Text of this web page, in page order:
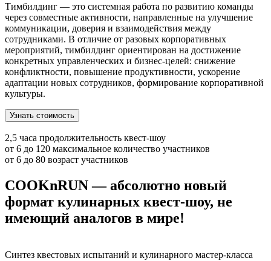
Тимбилдинг — это системная работа по развитию команды
через совместные активности, направленные на улучшение
коммуникации, доверия и взаимодействия между
сотрудниками. В отличие от разовых корпоративных
мероприятий, тимбилдинг ориентирован на достижение
конкретных управленческих и бизнес-целей: снижение
конфликтности, повышение продуктивности, ускорение
адаптации новых сотрудников, формирование корпоративной
культуры.
Узнать стоимость
2,5 часа продолжительность квест-шоу
от 6 до 120 максимальное количество участников
от 6 до 80 возраст участников
COOKnRUN — абсолютно новый
формат кулинарных квест-шоу, не
имеющий аналогов в мире!
Синтез квестовых испытаний и кулинарного мастер-класса